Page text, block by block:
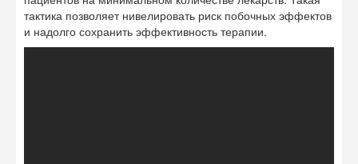
тактика позволяет нивелировать риск побочных эффектов
и надолго сохранить эффективность терапии.